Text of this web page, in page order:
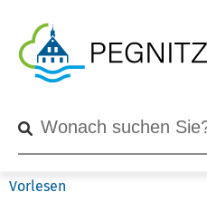
Vorlesen